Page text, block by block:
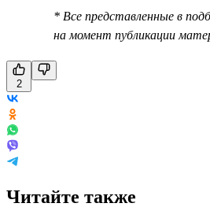
* Все представленные в
на момент публикации
2
Читайте также